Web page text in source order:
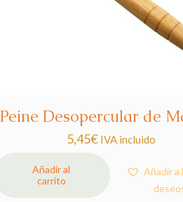
Peine Desopercular de
5,45€ IVA incluido
Añadir al
carrito
Añadir a